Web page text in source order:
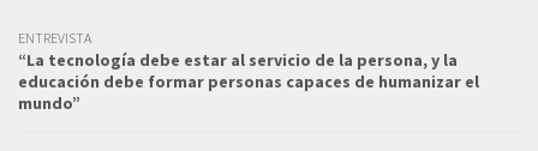
ENTREVISTA
“La tecnología debe estar al servicio de la persona, y la
educación debe formar personas capaces de humanizar el
mundo”